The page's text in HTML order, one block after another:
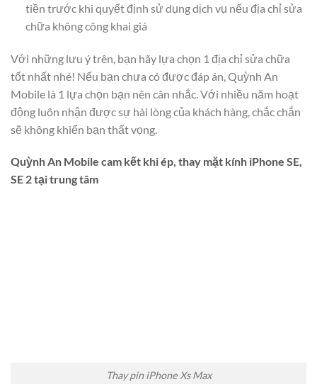
tiền trước khi quyết định sử dụng dịch vụ nếu địa chỉ sửa
chữa không công khai giá
Với những lưu ý trên, bạn hãy lựa chọn 1 địa chỉ sửa chữa
tốt nhất nhé! Nếu bạn chưa có được đáp án, Quỳnh An
Mobile là 1 lựa chọn bạn nên cân nhắc. Với nhiều năm hoạt
động luôn nhận được sự hài lòng của khách hàng, chắc chắn
sẽ không khiến bạn thất vọng.
Quỳnh An Mobile cam kết khi ép, thay mặt kính iPhone SE,
SE 2 tại trung tâm
Thay pin iPhone Xs Max